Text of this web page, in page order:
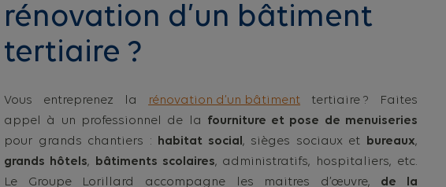
rénovation d’un bâtiment
tertiaire ?
Vous entreprenez la rénovation d’un bâtiment tertiaire ? Faites
appel à un professionnel de la fourniture et pose de menuiseries
pour grands chantiers :
habitat social , sièges sociaux et bureaux,
grands hôtels, bâtiments scolaires, administratifs, hospitaliers, etc.
Le Groupe Lorillard accompagne les maitres d’œuvre, de la